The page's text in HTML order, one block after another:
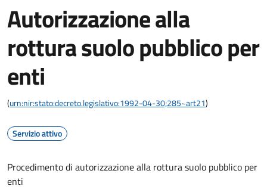
Autorizzazione alla
rottura suolo pubblico per
enti
(urn:nir:stato:decreto.legislativo:1992-04-30;285~art21)
Servizio attivo
Procedimento di autorizzazione alla rottura suolo pubblico per
enti